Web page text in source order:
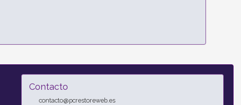
Contacto
contacto@pcrestoreweb.es